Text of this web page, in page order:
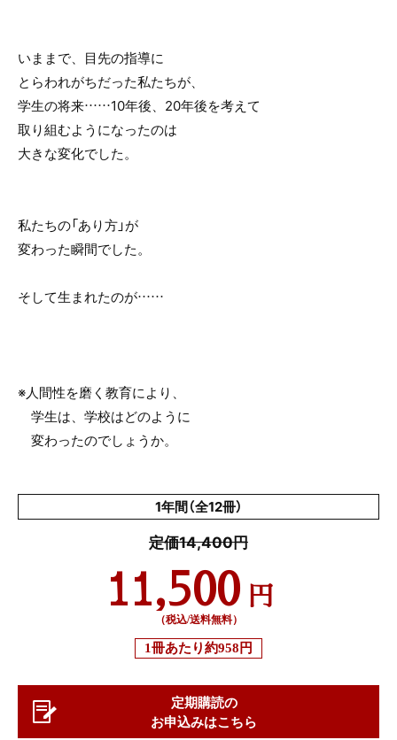
いままで、目先の指導に
とらわれがちだった私たちが、
学生の将来……10年後、20年後を考えて
取り組むようになったのは
大きな変化でした。
私たちの「あり方」が
変わった瞬間でした。
そして生まれたのが……
※人間性を磨く教育により、
学生は、学校はどのように
変わったのでしょうか。
1年間（全12冊）
定価14,400円
11,500 円
（税込/送料無料）
1冊あたり約958円
定期購読の
お申込みはこちら